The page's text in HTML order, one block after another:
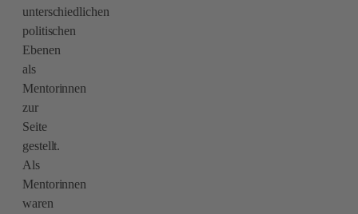
unterschiedlichen
politischen
Ebenen
als
Mentorinnen
zur
Seite
gestellt.
Als
Mentorinnen
waren